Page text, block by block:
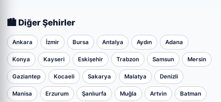
🏙️ Diğer Şehirler
Ankara İzmir Bursa Antalya Aydın Adana
Konya Kayseri Eskişehir Trabzon Samsun Mersin
Gaziantep Kocaeli Sakarya Malatya Denizli
Manisa Erzurum Şanlıurfa Muğla Artvin Batman